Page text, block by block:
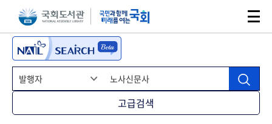
본문 바로가기주메뉴 바로가기
고급검색